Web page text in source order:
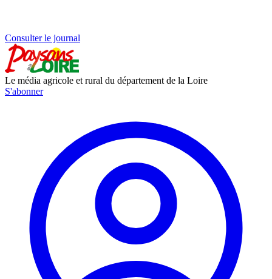
Consulter le journal
Le média agricole et rural du département de la Loire
S'abonner